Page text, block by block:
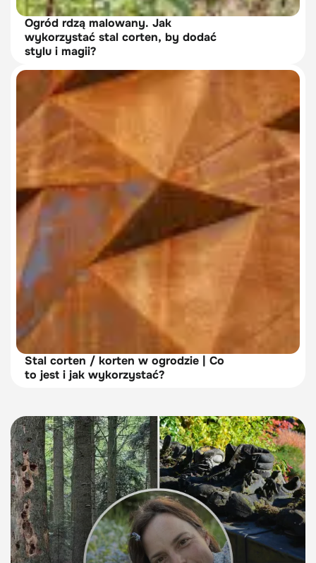
Ogród rdzą malowany. Jak
wykorzystać stal corten, by dodać
stylu i magii?
Stal corten / korten w ogrodzie | Co
to jest i jak wykorzystać?